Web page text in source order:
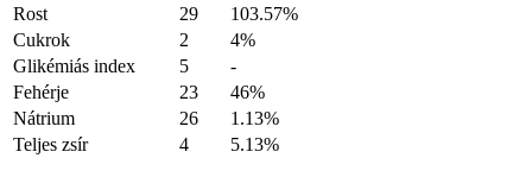
Rost
29
103.57%
Cukrok
2
4%
Glikémiás index
5
-
Fehérje
23
46%
Nátrium
26
1.13%
Teljes zsír
4 5.13%